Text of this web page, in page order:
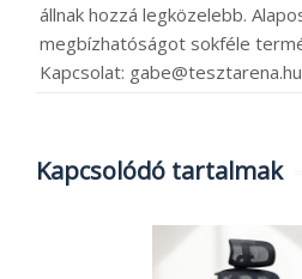
állnak hozzá legközelebb.
megbízhatóságot sokféle
Kapcsolat: gabe@tesztarena.hu
Kapcsolódó tartalmak